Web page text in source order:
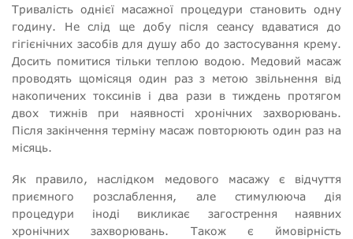
Тривалість однієї масажної процедури становить одну
годину. Не слід ще добу після сеансу вдаватися до
гігієнічних засобів для душу або до застосування крему.
Досить помитися тільки теплою водою. Медовий масаж
проводять щомісяця один раз з метою звільнення від
накопичених токсинів і два рази в тиждень протягом
двох тижнів при наявності хронічних захворювань.
Після закінчення терміну масаж повторюють один раз на
місяць.
Як правило, наслідком медового масажу є відчуття
приємного розслаблення, але стимулююча дія
процедури іноді викликає загострення наявних
хронічних захворювань. Також є ймовірність